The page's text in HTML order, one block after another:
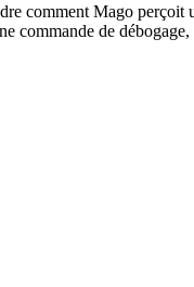
comment Mago perçoit
commande de débogage,